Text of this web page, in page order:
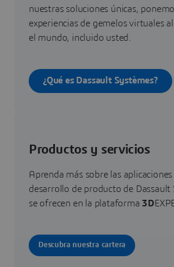
nuestras soluciones únicas,
experiencias de gemelos virtuales
el mundo, incluido usted.
¿Qué es Dassault Systèmes?
Productos y servicios
Aprenda más sobre las
desarrollo de producto de Dassault
se ofrecen en la plataforma 3D
Descubra nuestra cartera